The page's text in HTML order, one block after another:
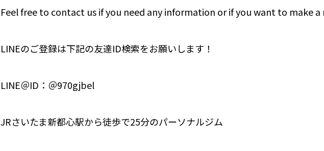
Feel free to contact us if you need any information or if you want to make a
LINEのご登録は下記の友達ID検索をお願いします！
LINE＠ID：＠970gjbel
JRさいたま新都心駅から徒歩で25分のパーソナルジム